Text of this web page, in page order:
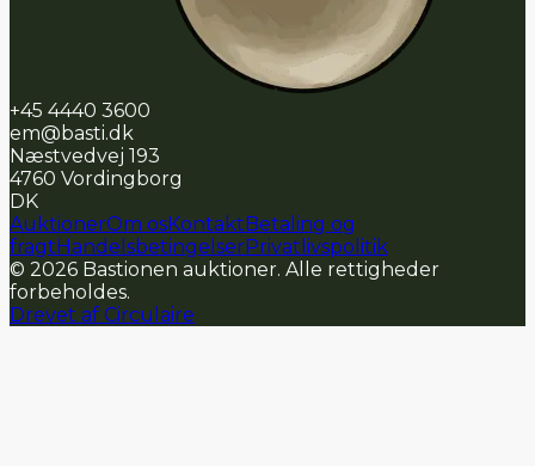
+45 4440 3600
em@basti.dk
Næstvedvej 193
4760 Vordingborg
DK
AuktionerOm osKontaktBetaling og
fragtHandelsbetingelserPrivatlivspolitik
© 2026 Bastionen auktioner. Alle rettigheder
forbeholdes.
Drevet af Circulaire